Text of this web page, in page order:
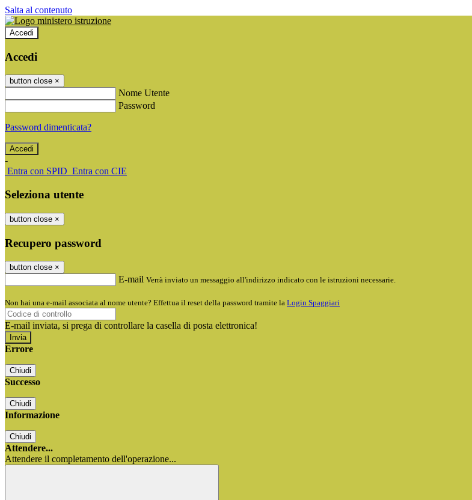
Salta al contenuto
Accedi
Accedi
button close ×
Nome Utente
Password
Password dimenticata?
-
Entra con SPID Entra con CIE
Seleziona utente
button close ×
Recupero password
button close ×
E-mail Verrà inviato un messaggio all'indirizzo indicato con le istruzioni necessarie.
Non hai una e-mail associata al nome utente? Effettua il reset della password tramite la Login Spaggiari
E-mail inviata, si prega di controllare la casella di posta elettronica!
Errore
Chiudi
Successo
Chiudi
Informazione
Chiudi
Attendere...
Attendere il completamento dell'operazione...